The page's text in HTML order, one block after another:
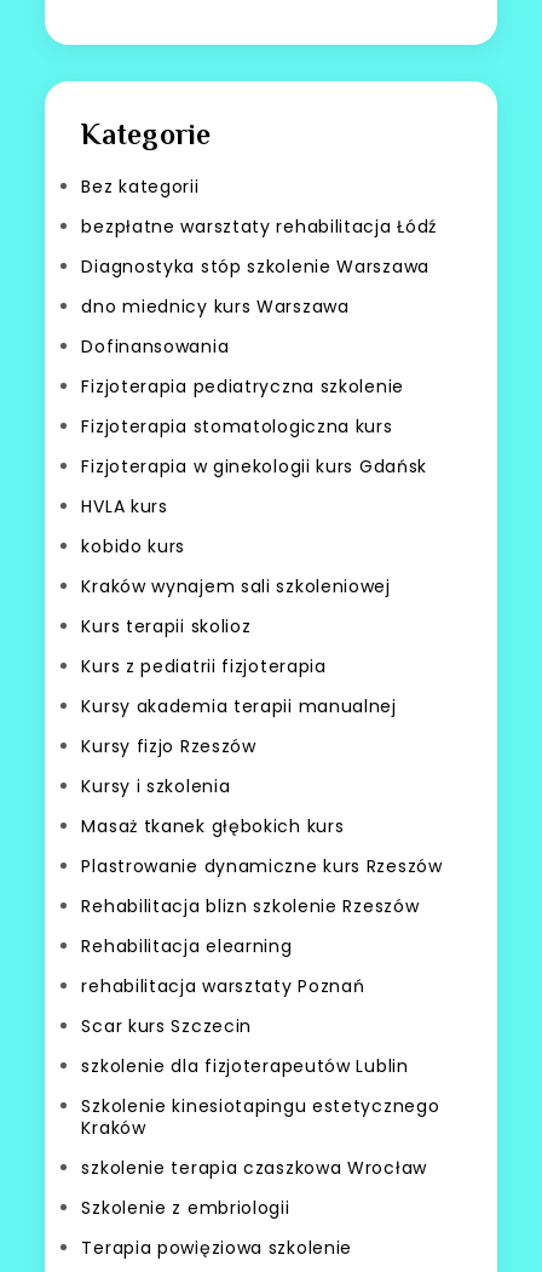
Kategorie
Bez kategorii
bezpłatne warsztaty rehabilitacja Łódź
Diagnostyka stóp szkolenie Warszawa
dno miednicy kurs Warszawa
Dofinansowania
Fizjoterapia pediatryczna szkolenie
Fizjoterapia stomatologiczna kurs
Fizjoterapia w ginekologii kurs Gdańsk
HVLA kurs
kobido kurs
Kraków wynajem sali szkoleniowej
Kurs terapii skolioz
Kurs z pediatrii fizjoterapia
Kursy akademia terapii manualnej
Kursy fizjo Rzeszów
Kursy i szkolenia
Masaż tkanek głębokich kurs
Plastrowanie dynamiczne kurs Rzeszów
Rehabilitacja blizn szkolenie Rzeszów
Rehabilitacja elearning
rehabilitacja warsztaty Poznań
Scar kurs Szczecin
szkolenie dla fizjoterapeutów Lublin
Szkolenie kinesiotapingu estetycznego
Kraków
szkolenie terapia czaszkowa Wrocław
Szkolenie z embriologii
Terapia powięziowa szkolenie